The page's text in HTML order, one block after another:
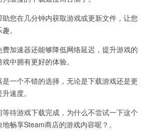
您在几分钟内获取游戏或更新文件，让您
。
加速器还能够降低网络延迟，提升游戏的
中拥有更好的体验。
一个不错的选择，无论是下载游戏还是更
速度。
待游戏下载完成，为什么不尝试一下这个
畅享Steam商店的游戏内容呢？。